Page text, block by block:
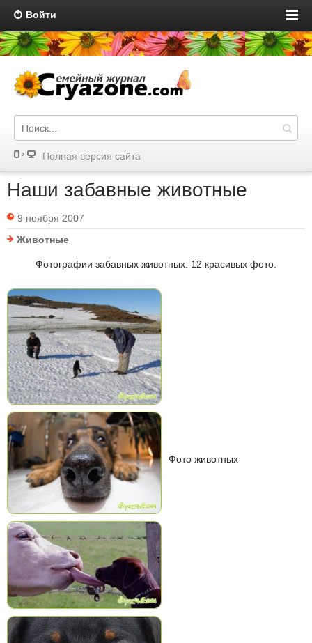
Войти
Полная версия сайта
Наши забавные животные
9 ноября 2007
Животные
Фотографии забавных животных. 12 красивых фото.
Фото животных